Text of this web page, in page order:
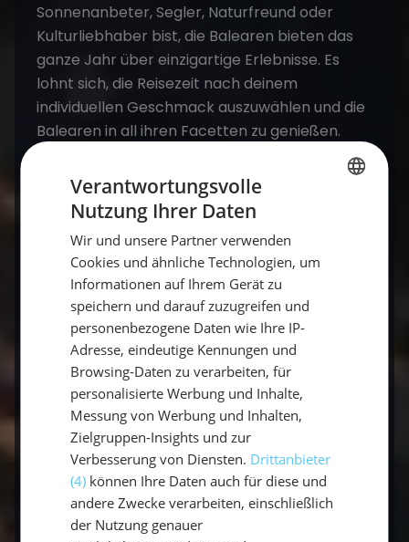
Sonnenanbeter, Segler, Naturfreund oder
Kulturliebhaber bist, die Balearen bieten das
ganze Jahr über einzigartige Erlebnisse. Es
lohnt sich, die Reisezeit nach deinem
individuellen Geschmack auszuwählen und die
Balearen in all ihren Facetten zu genießen.
Kontakt
Buchen
Häufige Fragen zur besten Reisezeit für die
Balearen
Wann ist die beste Reisezeit für die
Balearen?
Mai, Juni sowie September und Oktober:
Verantwortungsvolle
Nutzung Ihrer Daten
Wir und unsere Partner verwenden
Cookies und ähnliche Technologien, um
Informationen auf Ihrem Gerät zu
speichern und darauf zuzugreifen und
personenbezogene Daten wie Ihre IP-
Adresse, eindeutige Kennungen und
Browsing-Daten zu verarbeiten, für
personalisierte Werbung und Inhalte,
Messung von Werbung und Inhalten,
Zielgruppen-Insights und zur
Verbesserung von Diensten. Drittanbieter
(4) können Ihre Daten auch für diese und
andere Zwecke verarbeiten, einschließlich
der Nutzung genauer